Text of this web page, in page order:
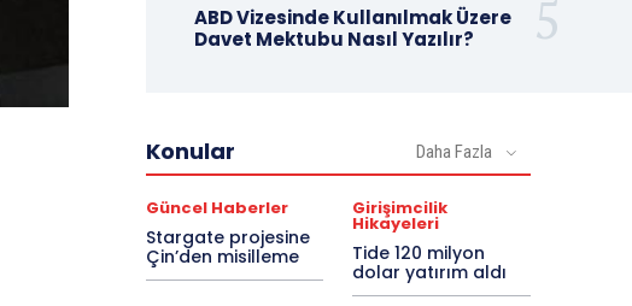
ABD Vizesinde Kullanılmak Üzere
Davet Mektubu Nasıl Yazılır?
Konular Daha Fazla
Güncel Haberler
Stargate projesine
Çin’den misilleme
Girişimcilik
Hikayeleri
Tide 120 milyon
dolar yatırım aldı